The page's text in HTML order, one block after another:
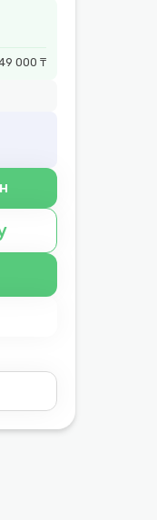
000 ₸